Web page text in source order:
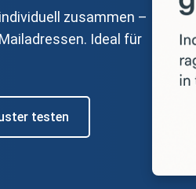
zusammen –
Ideal für
testen